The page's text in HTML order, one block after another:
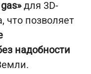
для 3D-
что позволяет
надобности